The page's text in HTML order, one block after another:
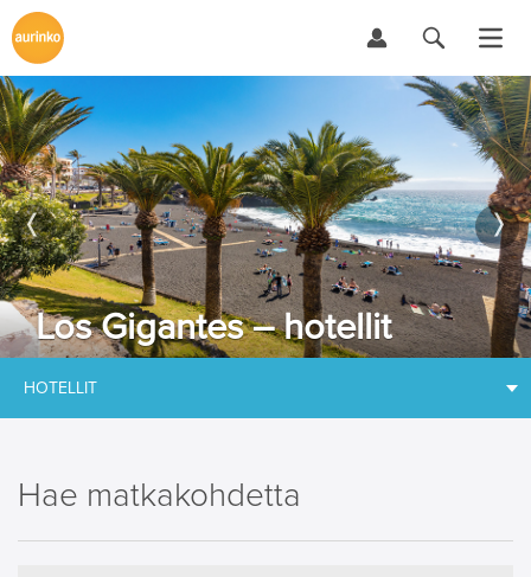
Los Gigantes – hotellit
HOTELLIT
Hae matkakohdetta